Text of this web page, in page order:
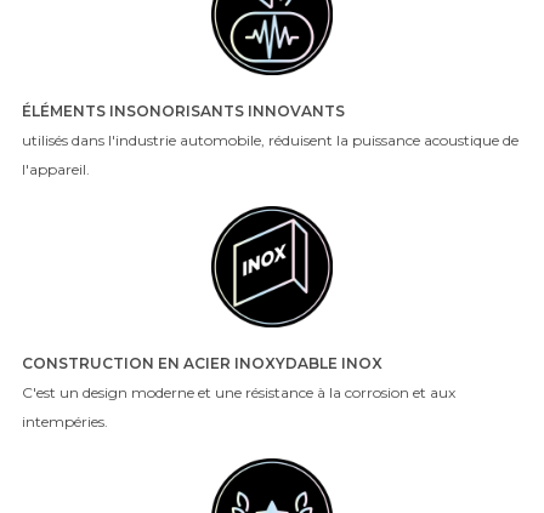
ÉLÉMENTS INSONORISANTS INNOVANTS
utilisés dans l'industrie automobile, réduisent la puissance acoustique de
l'appareil.
CONSTRUCTION EN ACIER INOXYDABLE INOX
C'est un design moderne et une résistance à la corrosion et aux
intempéries.